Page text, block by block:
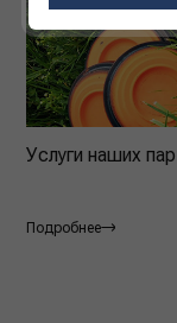
Услуги наших
Подробнее